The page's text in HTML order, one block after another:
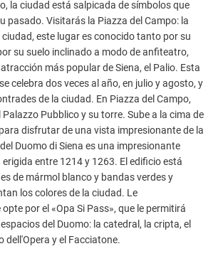
la ciudad está salpicada de símbolos que
pasado. Visitarás la Piazza del Campo: la
este lugar es conocido tanto por su
su suelo inclinado a modo de anfiteatro,
más popular de Siena, el Palio. Esta
celebra dos veces al año, en julio y agosto, y
de la ciudad. En Piazza del Campo,
Palazzo Pubblico y su torre. Sube a la cima de
disfrutar de una vista impresionante de la
Duomo di Siena es una impresionante
entre 1214 y 1263. El edificio está
de mármol blanco y bandas verdes y
los colores de la ciudad. Le
por el «Opa Si Pass», que le permitirá
del Duomo: la catedral, la cripta, el
dell'Opera y el Facciatone.